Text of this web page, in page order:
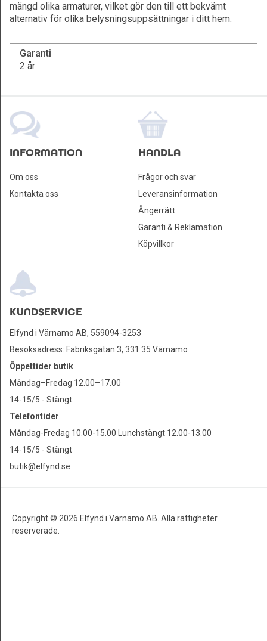
mängd olika armaturer, vilket gör den till ett bekvämt
alternativ för olika belysningsuppsättningar i ditt hem.
Garanti
2 år
INFORMATION
Om oss
Kontakta oss
HANDLA
Frågor och svar
Leveransinformation
Ångerrätt
Garanti & Reklamation
Köpvillkor
KUNDSERVICE
Elfynd i Värnamo AB, 559094-3253
Besöksadress: Fabriksgatan 3, 331 35 Värnamo
Öppettider butik
Måndag–Fredag 12.00–17.00
14-15/5 - Stängt
Telefontider
Måndag-Fredag 10.00-15.00 Lunchstängt 12.00-13.00
14-15/5 - Stängt
butik@elfynd.se
Copyright © 2026 Elfynd i Värnamo AB. Alla rättigheter
reserverade.